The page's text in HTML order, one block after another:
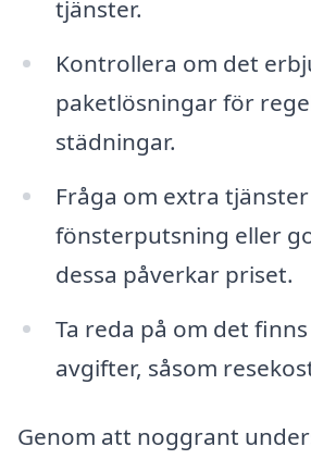
tjänster.
Kontrollera om det
paketlösningar för
städningar.
Fråga om extra
fönsterputsning eller
dessa påverkar priset.
Ta reda på om det
avgifter, såsom
Genom att noggrant